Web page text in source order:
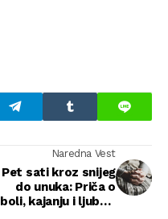
Naredna Vest
Pet sati kroz snijeg
do unuka: Priča o
boli, kajanju i ljubavi